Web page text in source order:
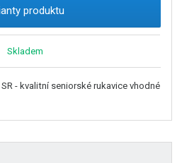
produktu
Skladem
- kvalitní seniorské rukavice vhodné